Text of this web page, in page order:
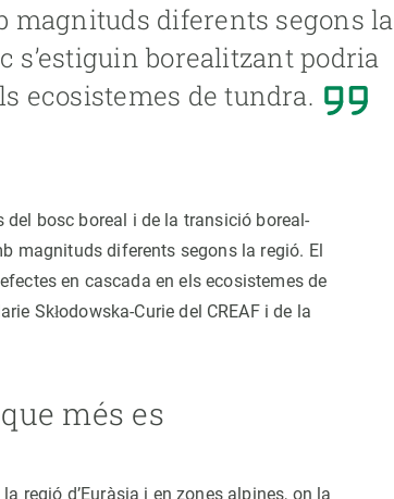
magnituds diferents segons la
s’estiguin borealitzant podria
ecosistemes de tundra.
bosc boreal i de la transició boreal-
magnituds diferents segons la regió. El
en cascada en els ecosistemes de
Skłodowska-Curie del CREAF i de la
més es
regió d’Euràsia i en zones alpines, on la